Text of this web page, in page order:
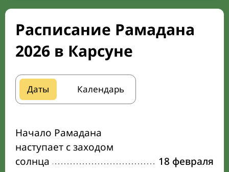
Расписание Рамадана
2026 в Карсуне
Даты Календарь
Начало Рамадана
наступает с заходом
солнца
18 февраля